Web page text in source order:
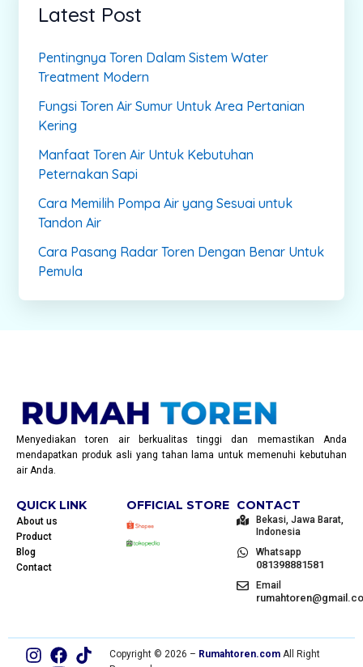
Latest Post
Pentingnya Toren Dalam Sistem Water
Treatment Modern
Fungsi Toren Air Sumur Untuk Area Pertanian
Kering
Manfaat Toren Air Untuk Kebutuhan
Peternakan Sapi
Cara Memilih Pompa Air yang Sesuai untuk
Tandon Air
Cara Pasang Radar Toren Dengan Benar Untuk
Pemula
Menyediakan toren air berkualitas tinggi dan memastikan Anda
mendapatkan produk asli yang tahan lama untuk memenuhi kebutuhan
air Anda.
QUICK LINK
About us
Product
Blog
Contact
OFFICIAL STORE CONTACT
Bekasi, Jawa Barat,
Indonesia
Whatsapp
081398881581
Email
Copyright © 2026 – Rumahtoren.comAll Right